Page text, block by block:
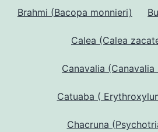
Brahmi (Bacopa monnieri)
Calea (Calea
Canavalia (Canavalia
Catuaba (
Chacruna